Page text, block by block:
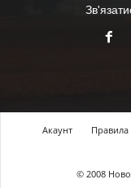
Акаунт Правила
© 2008